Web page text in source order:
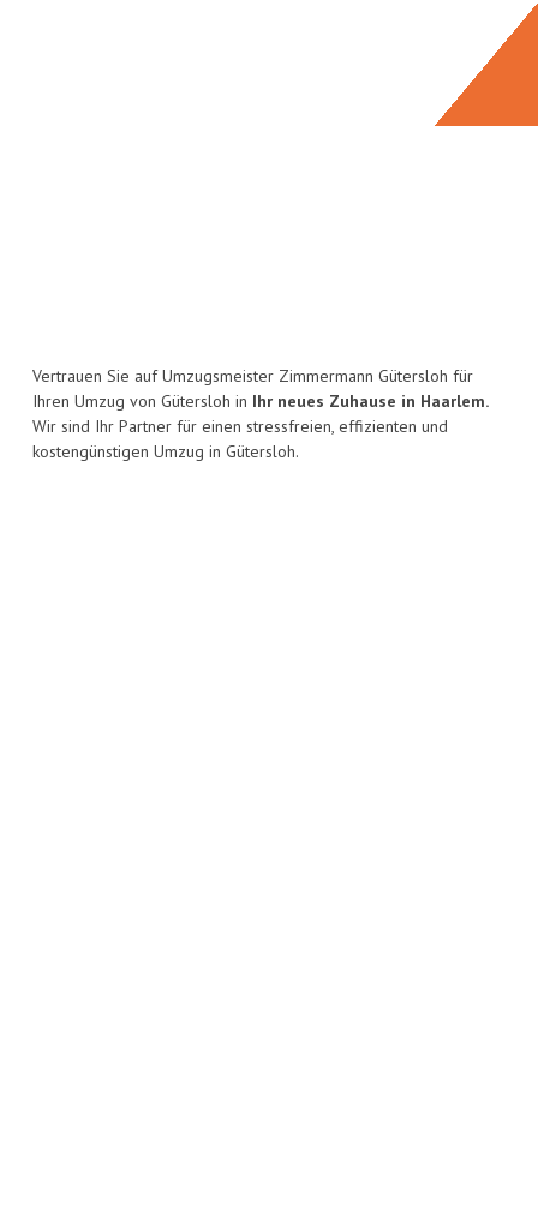
Vertrauen Sie auf Umzugsmeister Zimmermann Gütersloh für
Ihren Umzug von Gütersloh in Ihr neues Zuhause in Haarlem.
Wir sind Ihr Partner für einen stressfreien, effizienten und
kostengünstigen Umzug in Gütersloh.